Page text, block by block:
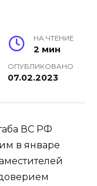
НА ЧТЕНИЕ
2 мин
ОПУБЛИКОВАНО
07.02.2023
ВС РФ
в январе